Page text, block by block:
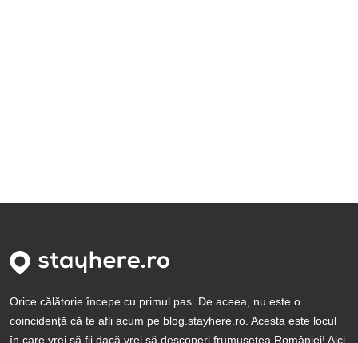
Orice călătorie începe cu primul pas. De aceea, nu este o
coincidență că te afli acum pe blog.stayhere.ro. Acesta este locul
în care vrei să fii dacă vrei să descoperi frumusețea României! Aici